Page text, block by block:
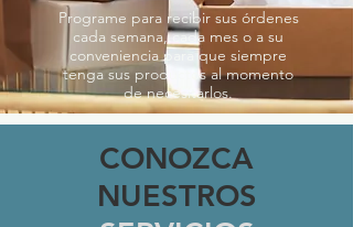
Programe para recibir sus órdenes
cada semana, cada mes o a su
conveniencia para que siempre
tenga sus productos al momento
de necesitarlos.
CONOZCA
NUESTROS